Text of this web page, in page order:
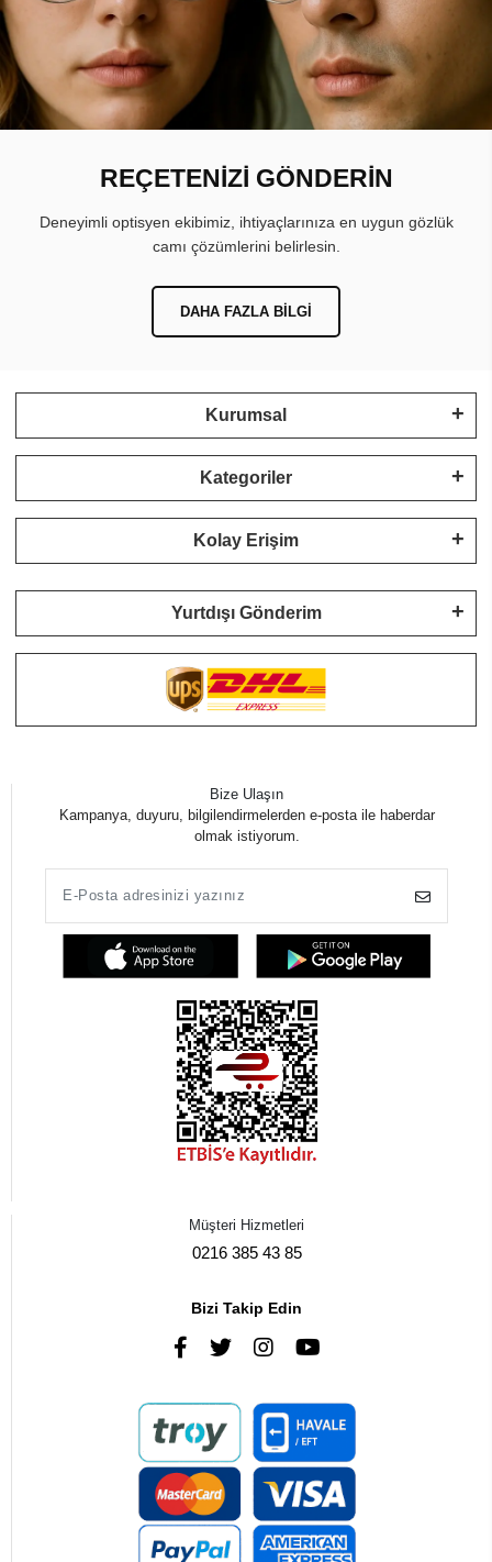
REÇETENİZİ GÖNDERİN
Deneyimli optisyen ekibimiz, ihtiyaçlarınıza en uygun gözlük
camı çözümlerini belirlesin.
DAHA FAZLA BILGI
Kurumsal
Kategoriler
Kolay Erişim
Yurtdışı Gönderim
Bize Ulaşın
Kampanya, duyuru, bilgilendirmelerden e-posta ile haberdar
olmak istiyorum.
Müşteri Hizmetleri
0216 385 43 85
Bizi Takip Edin